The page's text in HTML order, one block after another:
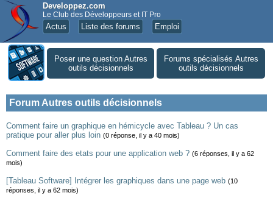
Developpez.com
Le Club des Développeurs et IT Pro
Actus Liste des forums Emploi
Poser une question Autres
outils décisionnels
Forums spécialisés Autres
outils décisionnels
Forum Autres outils décisionnels
Comment faire un graphique en hémicycle avec Tableau ? Un cas
pratique pour aller plus loin (0 réponse, il y a 40 mois)
Comment faire des etats pour une application web ? (6 réponses, il y a 62
mois)
[Tableau Software] Intégrer les graphiques dans une page web (10
réponses, il y a 62 mois)